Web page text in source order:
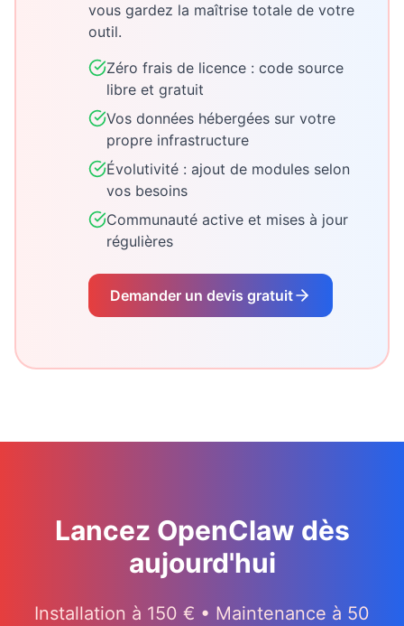
vous gardez la maîtrise totale de votre
outil.
Zéro frais de licence : code source
libre et gratuit
Vos données hébergées sur votre
propre infrastructure
Évolutivité : ajout de modules selon
vos besoins
Communauté active et mises à jour
régulières
Demander un devis gratuit
Lancez OpenClaw dès
aujourd'hui
Installation à 150 € • Maintenance à 50